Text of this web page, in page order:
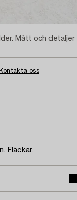
Kontakta oss
Fläckar.
Mått och detaljer